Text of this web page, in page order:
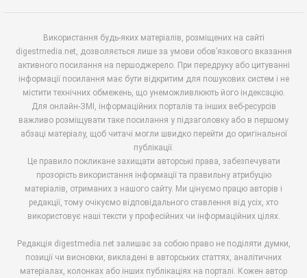
Використання будь-яких матеріалів, розміщених на сайті
digestmedia.net, дозволяється лише за умови обов’язкового вказання
активного посилання на першоджерело. При передруку або цитуванні
інформації посилання має бути відкритим для пошукових систем і не
містити технічних обмежень, що унеможливлюють його індексацію.
Для онлайн-ЗМІ, інформаційних порталів та інших веб-ресурсів
важливо розміщувати таке посилання у підзаголовку або в першому
абзаці матеріалу, щоб читачі могли швидко перейти до оригінальної
публікації.
Це правило покликане захищати авторські права, забезпечувати
прозорість використання інформації та правильну атрибуцію
матеріалів, отриманих з нашого сайту. Ми цінуємо працю авторів і
редакції, тому очікуємо відповідального ставлення від усіх, хто
використовує наші тексти у професійних чи інформаційних цілях.
Редакція digestmedia.net залишає за собою право не поділяти думки,
позиції чи висновки, викладені в авторських статтях, аналітичних
матеріалах, колонках або інших публікаціях на порталі. Кожен автор